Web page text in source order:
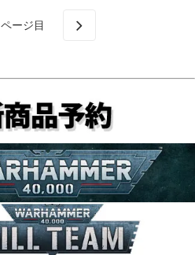
ページ目